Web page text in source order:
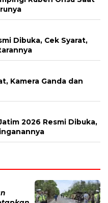
saya pada peramban ini